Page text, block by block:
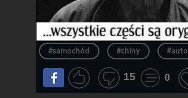
#samochód #chiny #auto
15 0